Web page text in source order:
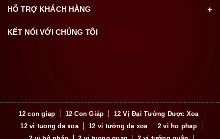
HỖ TRỢ KHÁCH HÀNG
KẾT NỐI VỚI CHÚNG TÔI
12 con giap 12 Con Giáp
12 Vị Đại Tướng Dược Xoa
12 vi tuong da xoa
12 vị tướng dạ xoa
2 vi ho phap